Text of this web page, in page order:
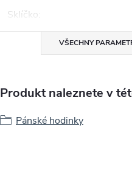
Sklíčko:
VŠECHNY
Produkt naleznete v
Pánské hodinky